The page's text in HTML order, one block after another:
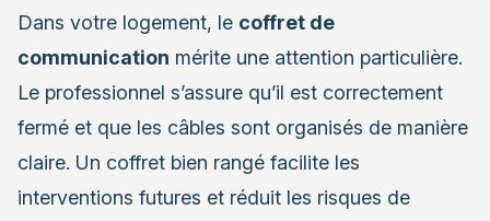
Dans votre logement, le coffret de
communication mérite une attention particulière.
Le professionnel s’assure qu’il est correctement
fermé et que les câbles sont organisés de manière
claire. Un coffret bien rangé facilite les
interventions futures et réduit les risques de